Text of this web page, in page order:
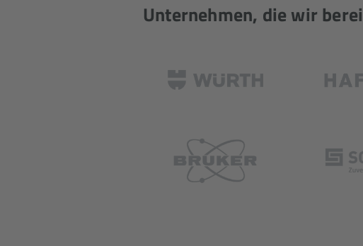
Unternehmen, die wir